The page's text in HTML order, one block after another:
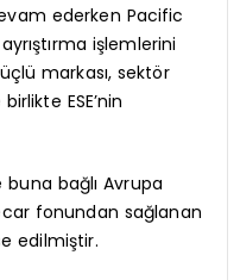
ederken Pacific
işlemlerini
markası, sektör
ESE’nin
bağlı Avrupa
fonundan sağlanan
edilmiştir.